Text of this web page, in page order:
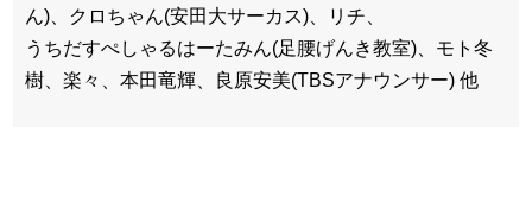
ん)、クロちゃん(安田大サーカス)、リチ、
うちだすぺしゃるはーたみん(足腰げんき教室)、モト冬
樹、楽々、本田竜輝、良原安美(TBSアナウンサー) 他